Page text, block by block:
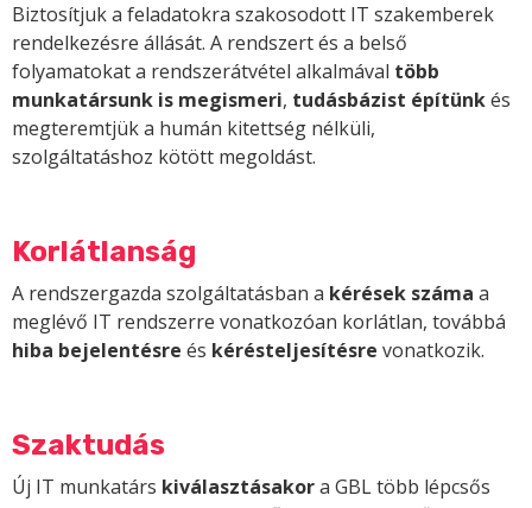
Biztosítjuk a feladatokra szakosodott IT szakemberek
rendelkezésre állását. A rendszert és a belső
folyamatokat a rendszerátvétel alkalmával több
munkatársunk is megismeri, tudásbázist építünkés
megteremtjük a humán kitettség nélküli,
szolgáltatáshoz kötött megoldást.
Korlátlanság
A rendszergazda szolgáltatásban a kérések száma a
meglévő IT rendszerre vonatkozóan korlátlan, továbbá
hiba bejelentésre és kérésteljesítésre vonatkozik.
Szaktudás
Új IT munkatárs kiválasztásakora GBL több lépcsős